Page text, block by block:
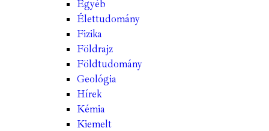
Egyéb
Élettudomány
Fizika
Földrajz
Földtudomány
Geológia
Hírek
Kémia
Kiemelt